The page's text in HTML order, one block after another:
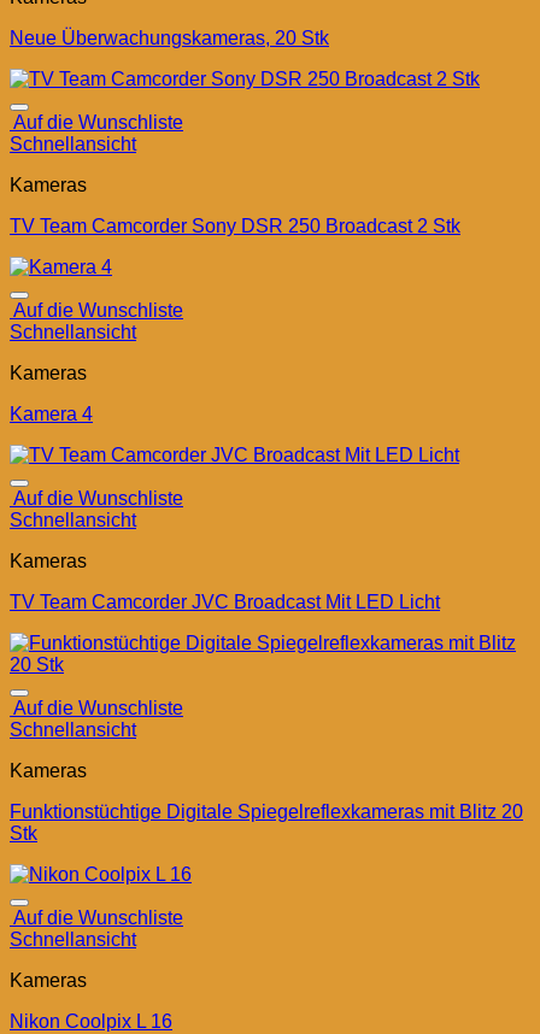
Neue Überwachungskameras, 20 Stk
Auf die Wunschliste
Schnellansicht
Kameras
TV Team Camcorder Sony DSR 250 Broadcast 2 Stk
Auf die Wunschliste
Schnellansicht
Kameras
Kamera 4
Auf die Wunschliste
Schnellansicht
Kameras
TV Team Camcorder JVC Broadcast Mit LED Licht
Auf die Wunschliste
Schnellansicht
Kameras
Funktionstüchtige Digitale Spiegelreflexkameras mit Blitz 20
Stk
Auf die Wunschliste
Schnellansicht
Kameras
Nikon Coolpix L 16